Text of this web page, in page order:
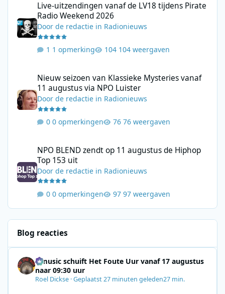
Live-uitzendingen vanaf de LV18 tijdens Pirate
Radio Weekend 2026
Doorde redactie in Radionieuws
1 opmerking 104 weergaven
Nieuw seizoen van Klassieke Mysteries vanaf
11 augustus via NPO Luister
Doorde redactie in Radionieuws
0 opmerkingen 76 weergaven
NPO BLEND zendt op 11 augustus de Hiphop
Top 153 uit
Doorde redactie in Radionieuws
0 opmerkingen 97 weergaven
Blog reacties
Qmusic schuift Het Foute Uur vanaf 17 augustus
naar 09:30 uur
Roel Dickse ·Geplaatst27 minuten geleden27 min.